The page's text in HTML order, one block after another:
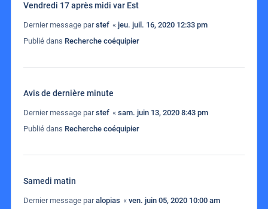
Vendredi 17 après midi var Est
Dernier message parstef « jeu. juil. 16, 2020 12:33 pm
Publié dans Recherche coéquipier
Avis de dernière minute
Dernier message parstef « sam. juin 13, 2020 8:43 pm
Publié dans Recherche coéquipier
Samedi matin
Dernier message paralopias « ven. juin 05, 2020 10:00 am